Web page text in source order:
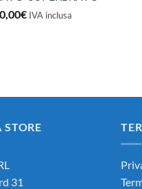
€ IVA inclusa
31